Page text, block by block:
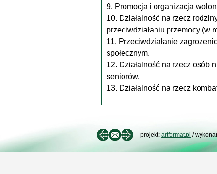
9. Promocja i organizacja
10. Działalność na rzecz
przeciwdziałaniu przemocy (w
11. Przeciwdziałanie
społecznym.
12. Działalność na rzecz osób
seniorów.
13. Działalność na rzecz
projekt: artformat.pl /